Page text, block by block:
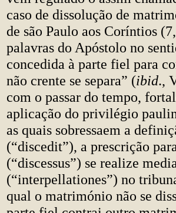
caso de dissolução de
de são Paulo aos Coríntios
palavras do Apóstolo no
concedida à parte fiel para
não crente se separa” (ibid.,
com o passar do tempo,
aplicação do privilégio
as quais sobressaem a
(“discedit”), a prescrição
(“discessus”) se realize
(“interpellationes”) no
qual o matrimónio não se